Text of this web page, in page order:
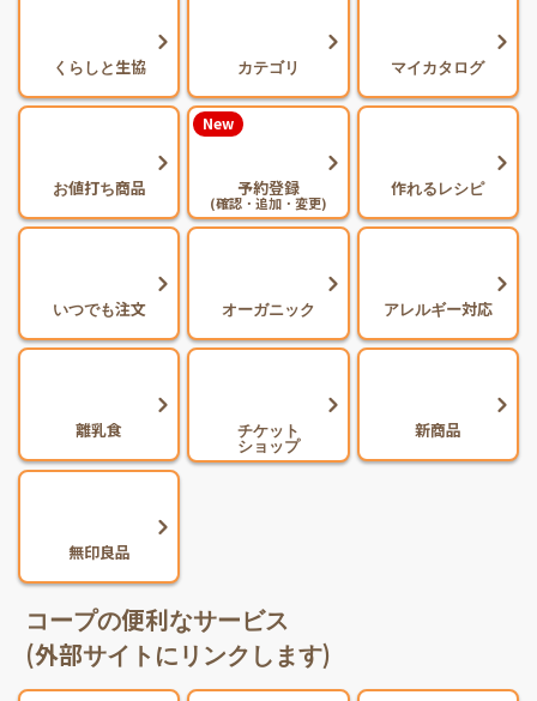
くらしと生協 カテゴリ マイカタログ
お値打ち商品 予約登録
(確認・追加・変更)
New
作れるレシピ
いつでも注文 オーガニック アレルギー対応
離乳食 チケット
ショップ
新商品
無印良品
コープの便利なサービス
(外部サイトにリンクします)